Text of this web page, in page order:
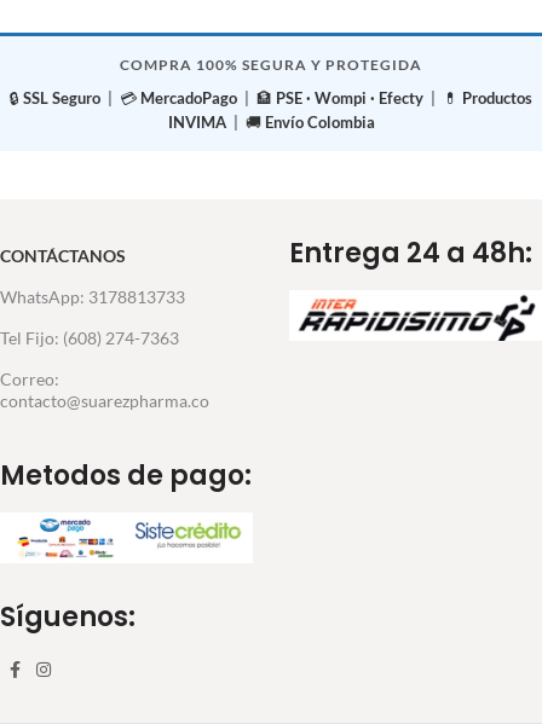
COMPRA 100% SEGURA Y PROTEGIDA
🔒 SSL Seguro | 💳 MercadoPago | 🏦 PSE · Wompi · Efecty | 💊 Productos
INVIMA| 🚚 Envío Colombia
CONTÁCTANOS
WhatsApp: 3178813733
Tel Fijo: (608) 274-7363
Correo:
contacto@suarezpharma.co
Metodos de pago:
Entrega 24 a 48h:
Síguenos: